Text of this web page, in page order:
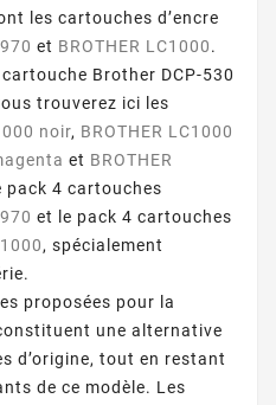
les cartouches d’encre
et BROTHER LC1000.
Brother DCP-530
trouverez ici les
noir, BROTHER LC1000
et BROTHER
pack 4 cartouches
et le pack 4 cartouches
, spécialement
proposées pour la
une alternative
d’origine, tout en restant
de ce modèle. Les